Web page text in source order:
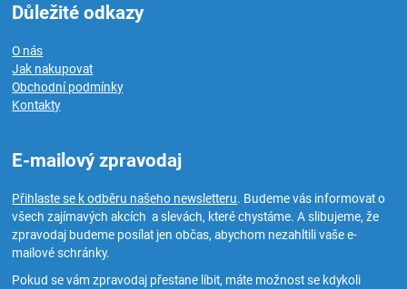
Důležité odkazy
O nás
Jak nakupovat
Obchodní podmínky
Kontakty
E-mailový zpravodaj
Přihlaste se k odběru našeho newsletteru. Budeme vás informovat o
všech zajímavých akcích a slevách, které chystáme. A slibujeme, že
zpravodaj budeme posílat jen občas, abychom nezahltili vaše e-
mailové schránky.
Pokud se vám zpravodaj přestane líbit, máte možnost se kdykoli